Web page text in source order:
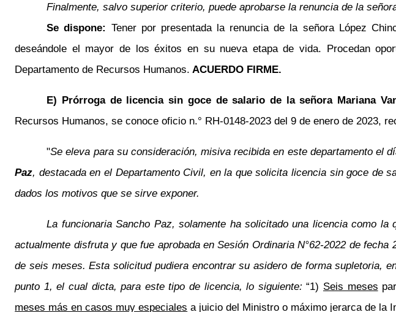
Finalmente, salvo superior criterio, puede aprobarse la renuncia de la
Se dispone: Tener por presentada la renuncia de la señora López
deseándole el mayor de los éxitos en su nueva etapa de vida. Procedan
Departamento de Recursos Humanos. ACUERDO FIRME.
E) Prórroga de licencia sin goce de salario de la señora Mariana
Recursos Humanos, se conoce oficio n.° RH-0148-2023 del 9 de enero de 2023,
"Se eleva para su consideración, misiva recibida en este departamento el
Paz, destacada en el Departamento Civil, en la que solicita licencia sin goce de
dados los motivos que se sirve exponer.
La funcionaria Sancho Paz, solamente ha solicitado una licencia como
actualmente disfruta y que fue aprobada en Sesión Ordinaria N°62-2022 de
de seis meses. Esta solicitud pudiera encontrar su asidero de forma supletoria,
punto 1, el cual dicta, para este tipo de licencia, lo siguiente:“1) Seis meses
meses más en casos muy especiales a juicio del Ministro o máximo jerarca de la